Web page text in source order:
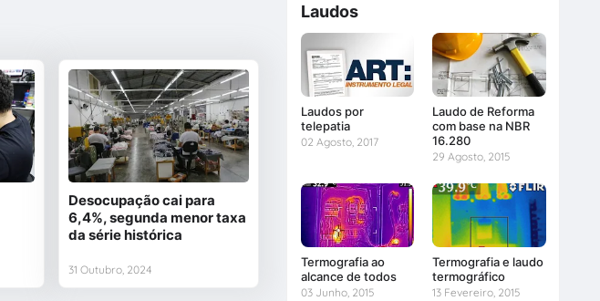
Desocupação cai para
6,4%, segunda menor taxa
da série histórica
31 Outubro, 2024
Laudos
Laudos por
telepatia
02 Agosto, 2017
Laudo de Reforma
com base na NBR
16.280
29 Agosto, 2015
Termografia ao
alcance de todos
03 Junho, 2015
Termografia e laudo
termográfico
13 Fevereiro, 2015